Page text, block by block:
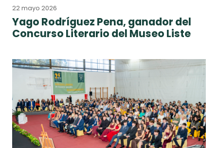
22 mayo 2026
Yago Rodríguez Pena, ganador del
Concurso Literario del Museo Liste